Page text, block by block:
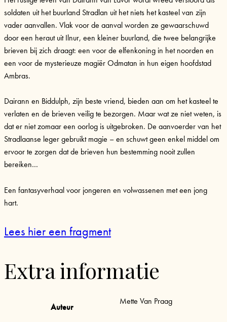
soldaten uit het buurland Stradlan uit het niets het kasteel van zijn
vader aanvallen. Vlak voor de aanval worden ze gewaarschuwd
door een heraut uit Ilnur, een kleiner buurland, die twee belangrijke
brieven bij zich draagt: een voor de elfenkoning in het noorden en
een voor de mysterieuze magiër Odmatan in hun eigen hoofdstad
Ambras.
Dairann en Biddulph, zijn beste vriend, bieden aan om het kasteel te
verlaten en de brieven veilig te bezorgen. Maar wat ze niet weten, is
dat er niet zomaar een oorlog is uitgebroken. De aanvoerder van het
Stradlaanse leger gebruikt magie – en schuwt geen enkel middel om
ervoor te zorgen dat de brieven hun bestemming nooit zullen
bereiken…
Een fantasyverhaal voor jongeren en volwassenen met een jong
hart.
Lees hier een fragment
Extra informatie
Auteur
Mette Van Praag